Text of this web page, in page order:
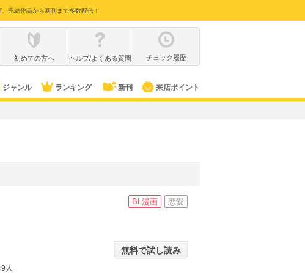
完結作品から新刊まで多数配信！
初めての方へ ヘルプ/よくある質問 チェック履歴
ジャンル ランキング 新刊 来店ポイント
BL漫画 恋愛
無料で試し読み
人